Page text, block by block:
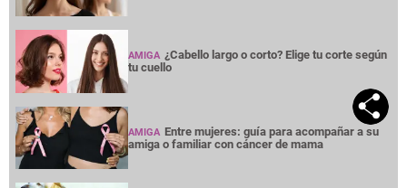
AMIGA ¿Cabello largo o corto? Elige tu corte según
tu cuello
AMIGA Entre mujeres: guía para acompañar a su
amiga o familiar con cáncer de mama